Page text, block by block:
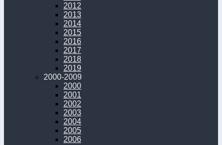
2012
2013
2014
2015
2016
2017
2018
2019
2000-2009
2000
2001
2002
2003
2004
2005
2006